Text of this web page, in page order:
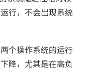
行，不会出现系统
个操作系统的运行
降，尤其是在高负